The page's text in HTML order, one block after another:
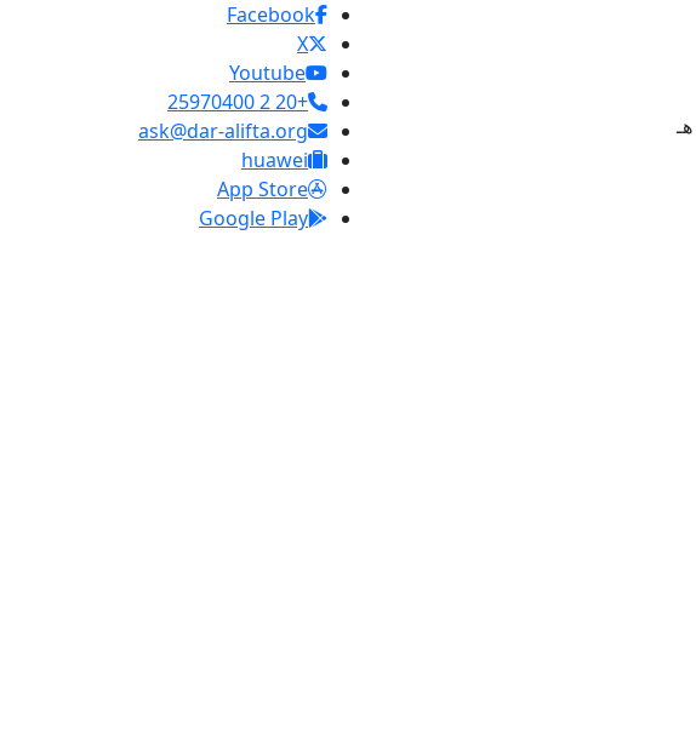
Facebook
X
Youtube
+20 2 25970400
ask@dar-alifta.org
huawei
App Store
Google Play